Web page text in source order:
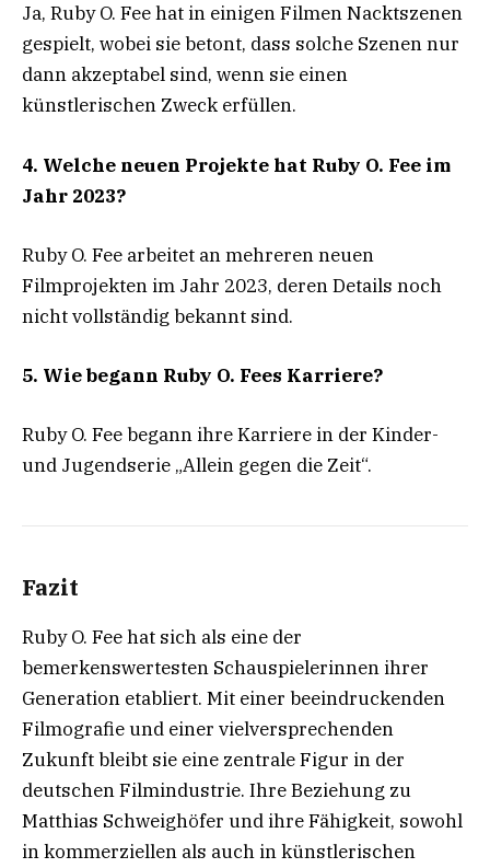
Ja, Ruby O. Fee hat in einigen Filmen Nacktszenen
gespielt, wobei sie betont, dass solche Szenen nur
dann akzeptabel sind, wenn sie einen
künstlerischen Zweck erfüllen.
4. Welche neuen Projekte hat Ruby O. Fee im
Jahr 2023?
Ruby O. Fee arbeitet an mehreren neuen
Filmprojekten im Jahr 2023, deren Details noch
nicht vollständig bekannt sind.
5. Wie begann Ruby O. Fees Karriere?
Ruby O. Fee begann ihre Karriere in der Kinder-
und Jugendserie „Allein gegen die Zeit“.
Fazit
Ruby O. Fee hat sich als eine der
bemerkenswertesten Schauspielerinnen ihrer
Generation etabliert. Mit einer beeindruckenden
Filmografie und einer vielversprechenden
Zukunft bleibt sie eine zentrale Figur in der
deutschen Filmindustrie. Ihre Beziehung zu
Matthias Schweighöfer und ihre Fähigkeit, sowohl
in kommerziellen als auch in künstlerischen